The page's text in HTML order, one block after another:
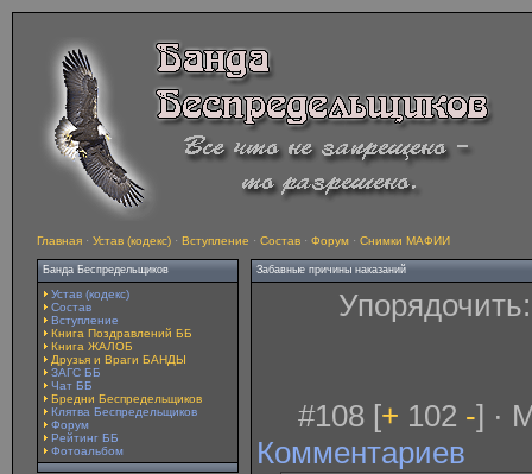
Главная · Устав (кодекс) · Вступление · Состав · Форум · Снимки МАФИИ
Банда Беспредельщиков
Устав (кодекс)
Состав
Вступление
Книга Поздравлений ББ
Книга ЖАЛОБ
Друзья и Враги БАНДЫ
ЗАГС ББ
Чат ББ
Бредни Беспредельщиков
Клятва Беспредельщиков
Форум
Рейтинг ББ
Фотоальбом
Забавные причины наказаний
#108 [+ 102 -] ·
Комментариев